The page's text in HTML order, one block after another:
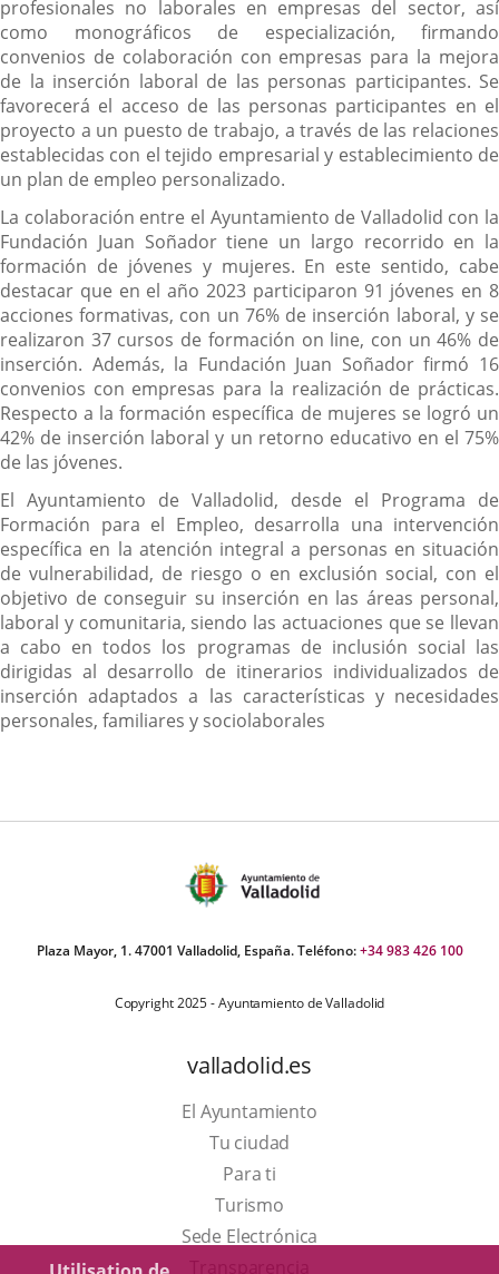
profesionales no laborales en empresas del sector, así
como monográficos de especialización, firmando
convenios de colaboración con empresas para la mejora
de la inserción laboral de las personas participantes. Se
favorecerá el acceso de las personas participantes en el
proyecto a un puesto de trabajo, a través de las relaciones
establecidas con el tejido empresarial y establecimiento de
un plan de empleo personalizado.
La colaboración entre el Ayuntamiento de Valladolid con la
Fundación Juan Soñador tiene un largo recorrido en la
formación de jóvenes y mujeres. En este sentido, cabe
destacar que en el año 2023 participaron 91 jóvenes en 8
acciones formativas, con un 76% de inserción laboral, y se
realizaron 37 cursos de formación on line, con un 46% de
inserción. Además, la Fundación Juan Soñador firmó 16
convenios con empresas para la realización de prácticas.
Respecto a la formación específica de mujeres se logró un
42% de inserción laboral y un retorno educativo en el 75%
de las jóvenes.
El Ayuntamiento de Valladolid, desde el Programa de
Formación para el Empleo, desarrolla una intervención
específica en la atención integral a personas en situación
de vulnerabilidad, de riesgo o en exclusión social, con el
objetivo de conseguir su inserción en las áreas personal,
laboral y comunitaria, siendo las actuaciones que se llevan
a cabo en todos los programas de inclusión social las
dirigidas al desarrollo de itinerarios individualizados de
inserción adaptados a las características y necesidades
personales, familiares y sociolaborales
Plaza Mayor, 1. 47001 Valladolid, España. Teléfono:+34 983 426 100
Copyright 2025 - Ayuntamiento de Valladolid
valladolid.es
El Ayuntamiento
Tu ciudad
Para ti
TurismoEste
enlace
Sede Electrónica